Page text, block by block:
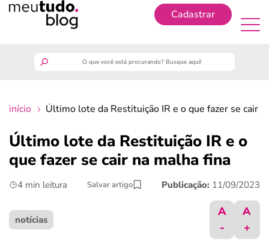
Cadastrar
finanças
benefícios
crédito fácil
início Último lote da Restituição IR e o que fazer se cair
Último lote da Restituição IR e o
que fazer se cair na malha fina
4 min leitura Salvar artigo Publicação: 11/09/2023
notícias
A
-
A
+